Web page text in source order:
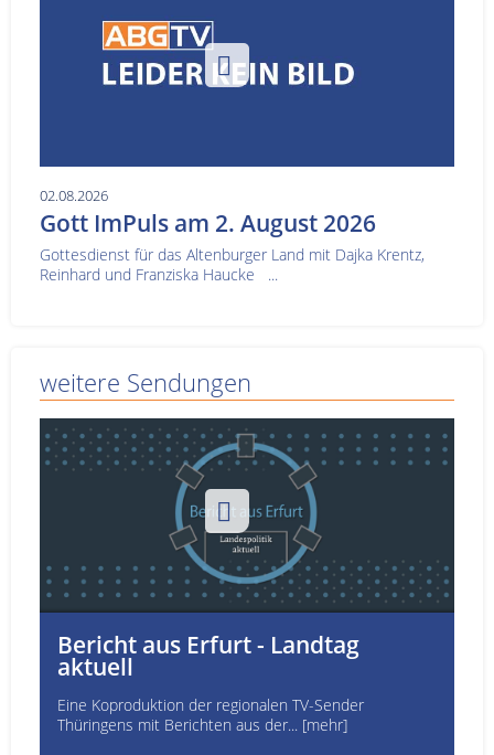
02.08.2026
Gott ImPuls am 2. August 2026
Gottesdienst für das Altenburger Land mit Dajka Krentz,
Reinhard und Franziska Haucke ...
weitere Sendungen
Bericht aus Erfurt - Landtag
aktuell
Eine Koproduktion der regionalen TV-Sender
Thüringens mit Berichten aus der... [mehr]